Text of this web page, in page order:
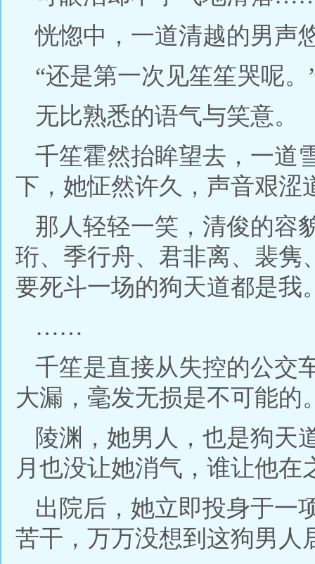
恍惚中，一道清越的男声
“还是第一次见笙笙哭呢。
无比熟悉的语气与笑意。
千笙霍然抬眸望去，一道
下，她怔然许久，声音艰涩
那人轻轻一笑，清俊的容
珩、季行舟、君非离、裴隽
要死斗一场的狗天道都是我
……
千笙是直接从失控的公交
大漏，毫发无损是不可能的
陵渊，她男人，也是狗天
月也没让她消气，谁让他
出院后，她立即投身于一
苦干，万万没想到这狗男人